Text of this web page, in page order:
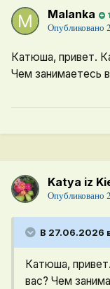
Malanka
Опубликовано
Катюша, привет.
Чем занимаетесь
Katya iz
Опубликовано
В 27.06.2026
Катюша,
вас? Чем